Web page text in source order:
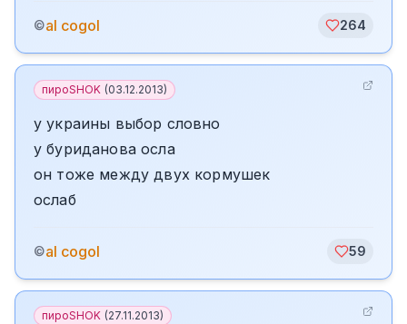
©al cogol 264
пироSHOK (03.12.2013)
у украины выбор словно
у буриданова осла
он тоже между двух кормушек
ослаб
©al cogol 59
пироSHOK (27.11.2013)